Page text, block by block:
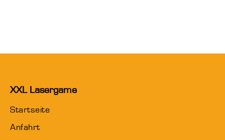
XXL Lasergame
Startseite
Anfahrt